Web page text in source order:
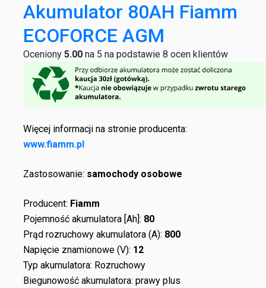
Akumulator 80AH Fiamm
ECOFORCE AGM
Oceniony 5.00 na 5 na podstawie 8 ocen klientów
Więcej informacji na stronie producenta:
www.fiamm.pl
Zastosowanie: samochody osobowe
Producent: Fiamm
Pojemność akumulatora [Ah]: 80
Prąd rozruchowy akumulatora (A): 800
Napięcie znamionowe (V): 12
Typ akumulatora: Rozruchowy
Biegunowość akumulatora: prawy plus